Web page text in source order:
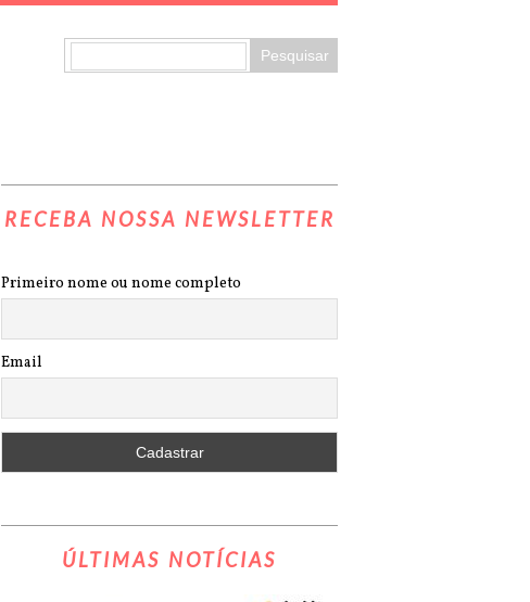
RECEBA NOSSA NEWSLETTER
Primeiro nome ou nome completo
Email
ÚLTIMAS NOTÍCIAS